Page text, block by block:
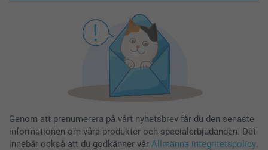
Genom att prenumerera på vårt nyhetsbrev får du den senaste
informationen om våra produkter och specialerbjudanden. Det
innebär också att du godkänner vår Allmänna integritetspolicy.